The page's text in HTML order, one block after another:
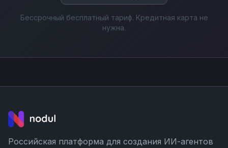
Бессрочный бесплатный тариф. Кредитная карта не
нужна.
Российская платформа для создания ИИ-агентов